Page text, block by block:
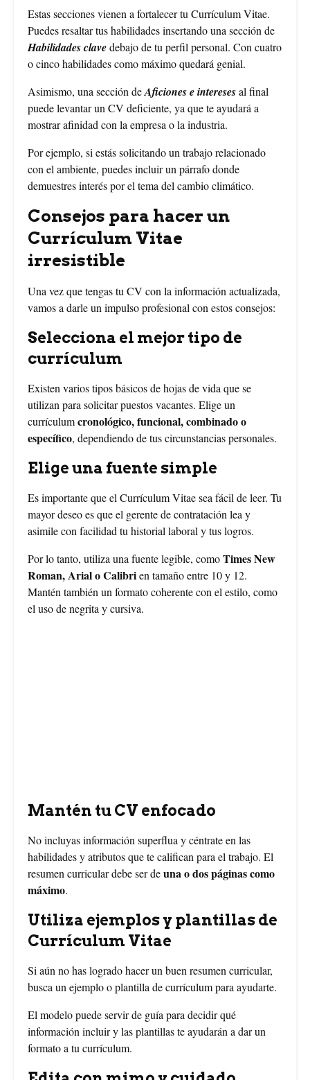
Estas secciones vienen a fortalecer tu Currículum Vitae.
Puedes resaltar tus habilidades insertando una sección de
Habilidades clavedebajo de tu perfil personal. Con cuatro
o cinco habilidades como máximo quedará genial.
Asimismo, una sección deAficiones e interesesal final
puede levantar un CV deficiente, ya que te ayudará a
mostrar afinidad con la empresa o la industria.
Por ejemplo, si estás solicitando un trabajo relacionado
con el ambiente, puedes incluir un párrafo donde
demuestres interés por el tema del cambio climático.
Consejos para hacer un
Currículum Vitae
irresistible
Una vez que tengas tu CV con la información actualizada,
vamos a darle un impulso profesional con estos consejos:
Selecciona el mejor tipo de
currículum
Existen varios tipos básicos de hojas de vida que se
utilizan para solicitar puestos vacantes. Elige un
currículumcronológico, funcional, combinado o
específico, dependiendo de tus circunstancias personales.
Elige una fuente simple
Es importante que el Currículum Vitae sea fácil de leer. Tu
mayor deseo es que el gerente de contratación lea y
asimile con facilidad tu historial laboral y tus logros.
Por lo tanto, utiliza una fuente legible, comoTimes New
Roman, Arial o Calibrien tamaño entre 10 y 12.
Mantén también un formato coherente con el estilo, como
el uso de negrita y cursiva.
Mantén tu CV enfocado
No incluyas información superflua y céntrate en las
habilidades y atributos que te califican para el trabajo. El
resumen curricular debe ser deuna o dos páginas como
máximo.
Utiliza ejemplos y plantillas de
Currículum Vitae
Si aún no has logrado hacer un buen resumen curricular,
busca un ejemplo o plantilla de currículum para ayudarte.
El modelo puede servir de guía para decidir qué
información incluir y las plantillas te ayudarán a dar un
formato a tu currículum.